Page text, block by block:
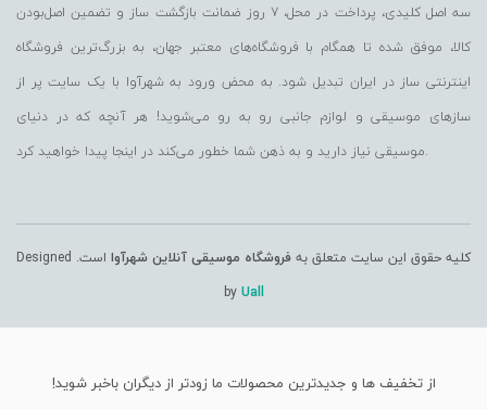
سه اصل کلیدی، پرداخت در محل، 7 روز ضمانت بازگشت ساز و تضمین اصل‌بودن
کالا، موفق شده تا همگام با فروشگاه‌های معتبر جهان، به بزرگ‌ترین فروشگاه
اینترنتی ساز در ایران تبدیل شود. به محض ورود به شهرآوا با یک سایت پر از
سازهای موسیقی و لوازم جانبی رو به رو می‌شوید! هر آنچه که در دنیای
موسیقی نیاز دارید و به ذهن شما خطور می‌کند در اینجا پیدا خواهید کرد.
کلیه حقوق این سایت متعلق بهفروشگاه موسیقی آنلاین شهرآوا
است. Designed
byUall
از تخفیف ها و جدیدترین محصولات ما زودتر از دیگران باخبر شوید!